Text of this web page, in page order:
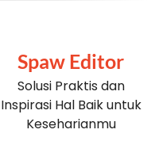
Spaw Editor
Solusi Praktis dan
Inspirasi Hal Baik untuk
Keseharianmu